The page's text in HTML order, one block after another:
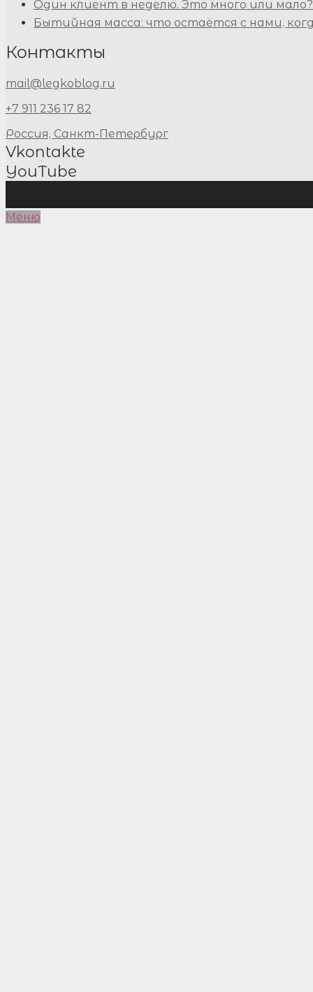
Один клиент в неделю. Это много или мало?
Бытийная масса: что остаётся с нами,
Контакты
mail@legkoblog.ru
+7 911 236 17 82
Россия, Санкт-Петербург
Vkontakte
YouTube
Меню